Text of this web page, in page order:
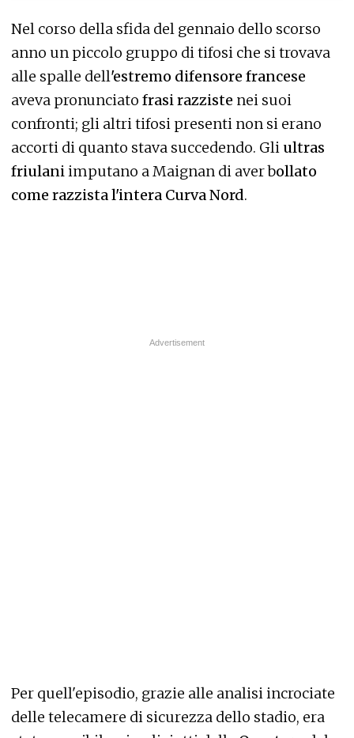
Nel corso della sfida del gennaio dello scorso
anno un piccolo gruppo di tifosi che si trovava
alle spalle dell'estremo difensore francese
aveva pronunciato frasi razziste nei suoi
confronti; gli altri tifosi presenti non si erano
accorti di quanto stava succedendo. Gli ultras
friulaniimputano a Maignan di aver bollato
come razzista l'intera Curva Nord.
Per quell'episodio, grazie alle analisi incrociate
delle telecamere di sicurezza dello stadio, era